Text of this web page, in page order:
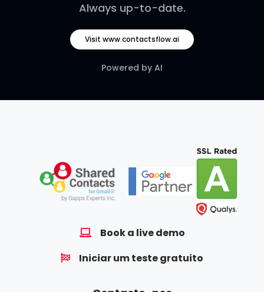
Always up-to-date.
Visit www.contactsflow.ai
Powered by AI
Book a live demo
Iniciar um teste gratuito